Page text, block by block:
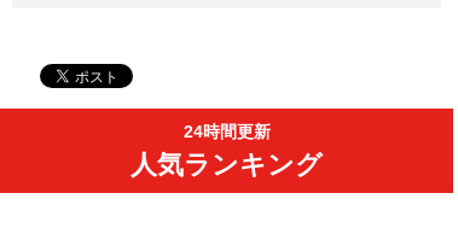
24時間更新
人気ランキング